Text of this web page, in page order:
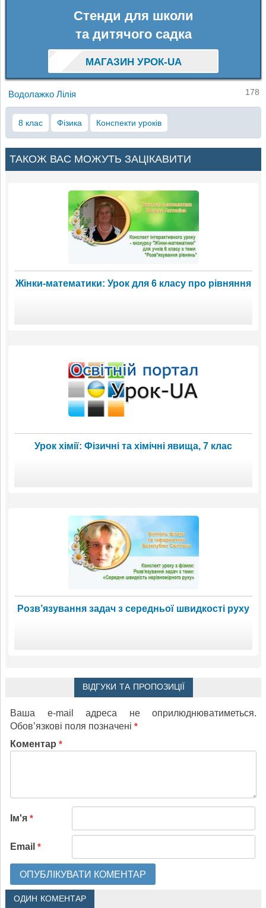
Стенди для школи
та дитячого садка
МАГАЗИН УРОК-UA
Водолажко Лілія 178
8 клас Фізика Конспекти уроків
ТАКОЖ ВАС МОЖУТЬ ЗАЦІКАВИТИ
Жінки-математики: Урок для 6 класу про рівняння
Урок хімії: Фізичні та хімічні явища, 7 клас
Розв’язування задач з середньої швидкості руху
ВІДГУКИ ТА ПРОПОЗИЦІЇ
Ваша e-mail адреса не оприлюднюватиметься.
Обов’язкові поля позначені *
Коментар *
Ім'я *
Email *
ОДИН КОМЕНТАР